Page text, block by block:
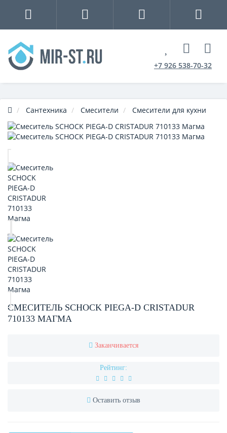
+7 926 538-70-32
Сантехника Смесители Смесители для кухни
СМЕСИТЕЛЬ SCHOCK PIEGA-D CRISTADUR
710133 МАГМА
Заканчивается
Рейтинг:
Оставить отзыв